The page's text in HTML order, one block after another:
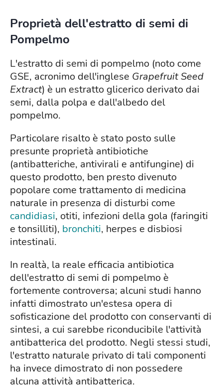
Proprietà dell'estratto di semi di
Pompelmo
L'estratto di semi di pompelmo (noto come
GSE, acronimo dell'inglese Grapefruit Seed
Extract) è un estratto glicerico derivato dai
semi, dalla polpa e dall'albedo del
pompelmo.
Particolare risalto è stato posto sulle
presunte proprietà antibiotiche
(antibatteriche, antivirali e antifungine) di
questo prodotto, ben presto divenuto
popolare come trattamento di medicina
naturale in presenza di disturbi come
candidiasi, otiti, infezioni della gola (faringiti
e tonsilliti), bronchiti, herpes e disbiosi
intestinali.
In realtà, la reale efficacia antibiotica
dell'estratto di semi di pompelmo è
fortemente controversa; alcuni studi hanno
infatti dimostrato un'estesa opera di
sofisticazione del prodotto con conservanti di
sintesi, a cui sarebbe riconducibile l'attività
antibatterica del prodotto. Negli stessi studi,
l'estratto naturale privato di tali componenti
ha invece dimostrato di non possedere
alcuna attività antibatterica.